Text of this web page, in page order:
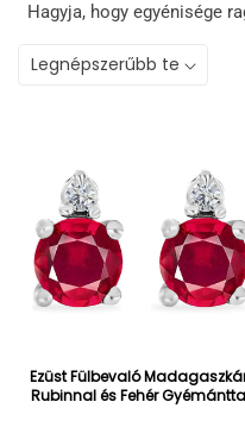
Hagyja, hogy egyénisége
Ezüst Fülbevaló
Rubinnal és Fehér